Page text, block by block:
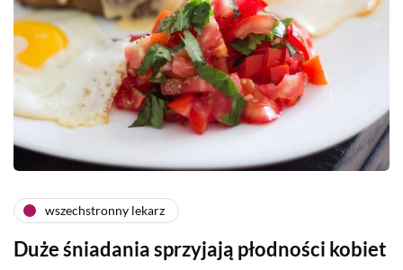
wszechstronny lekarz
Duże śniadania sprzyjają płodności kobiet